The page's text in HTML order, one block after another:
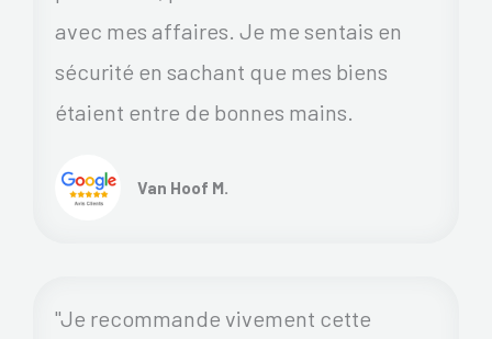
avec mes affaires. Je me sentais en
sécurité en sachant que mes biens
étaient entre de bonnes mains.
Van Hoof M.
"Je recommande vivement cette